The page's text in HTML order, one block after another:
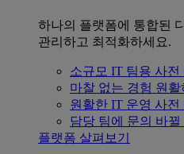
하나의 플랫폼에 통합된
관리하고 최적화하세요.
소규모 IT 팀용 사전
마찰 없는 경험 원활
원활한 IT 운영 사전
담당 팀에 문의 바뀔
플랫폼 살펴보기